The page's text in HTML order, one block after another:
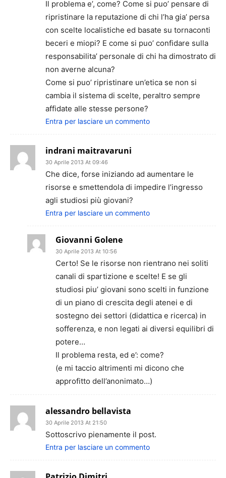
Il problema e’, come? Come si puo’ pensare di
ripristinare la reputazione di chi l’ha gia’ persa
con scelte localistiche ed basate su tornaconti
beceri e miopi? E come si puo’ confidare sulla
responsabilita’ personale di chi ha dimostrato di
non averne alcuna?
Come si puo’ ripristinare un’etica se non si
cambia il sistema di scelte, peraltro sempre
affidate alle stesse persone?
Entra per lasciare un commento
indrani maitravaruni
30 Aprile 2013 At 09:46
Che dice, forse iniziando ad aumentare le
risorse e smettendola di impedire l’ingresso
agli studiosi più giovani?
Entra per lasciare un commento
Giovanni Golene
30 Aprile 2013 At 10:56
Certo! Se le risorse non rientrano nei soliti
canali di spartizione e scelte! E se gli
studiosi piu’ giovani sono scelti in funzione
di un piano di crescita degli atenei e di
sostegno dei settori (didattica e ricerca) in
sofferenza, e non legati ai diversi equilibri di
potere…
Il problema resta, ed e’: come?
(e mi taccio altrimenti mi dicono che
approfitto dell’anonimato…)
alessandro bellavista
30 Aprile 2013 At 21:50
Sottoscrivo pienamente il post.
Entra per lasciare un commento